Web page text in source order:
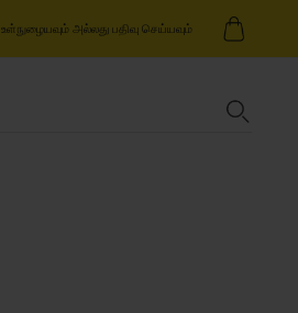
உள்நுழையவும் அல்லது பதிவு செய்யவும்